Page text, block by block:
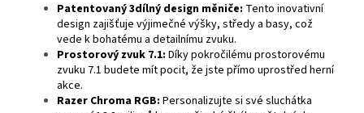
Patentovaný 3dílný design měniče: Tento inovativní
design zajišťuje výjimečné výšky, středy a basy, což
vede k bohatému a detailnímu zvuku.
Prostorový zvuk 7.1: Díky pokročilému prostorovému
zvuku 7.1 budete mít pocit, že jste přímo uprostřed herní
akce.
Razer Chroma RGB: Personalizujte si své sluchátka